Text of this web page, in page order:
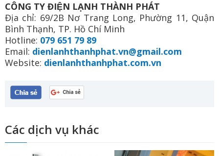
CÔNG TY ĐIỆN LẠNH THÀNH PHÁT
Địa chỉ: 69/2B Nơ Trang Long, Phường 11, Quận
Bình Thạnh, TP. Hồ Chí Minh
Hotline: 079 651 79 89
Email: dienlanhthanhphat.vn@gmail.com
Website: dienlanhthanhphat.com.vn
Các dịch vụ khác